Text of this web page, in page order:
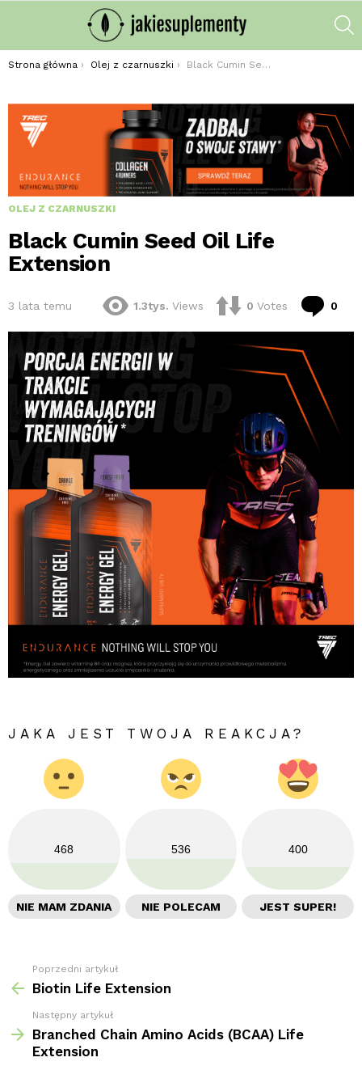
Jesteś tutaj:
Strona główna Olej z czarnuszki Black Cumin Seed Oil Life Extension
OLEJ Z CZARNUSZKI
Black Cumin Seed Oil Life
Extension
3 lata temu 1.3tys. Views 0 Votes 0
JAKA JEST TWOJA REAKCJA?
468
NIE MAM ZDANIA
536
NIE POLECAM
400
JEST SUPER!
Zobacz
więcej
Poprzedni artykuł
Biotin Life Extension
Następny artykuł
Branched Chain Amino Acids (BCAA) Life
Extension